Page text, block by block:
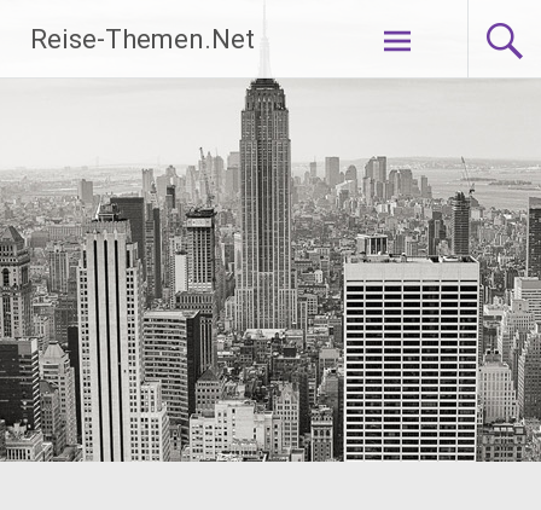
Inhalt
springen
Reise-Themen.Net